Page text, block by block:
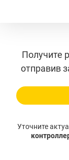
Получите
отправив
Уточните